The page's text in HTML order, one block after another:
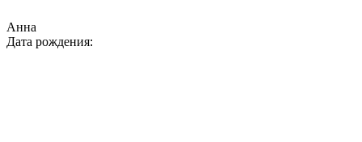
Анна
Дата рождения: